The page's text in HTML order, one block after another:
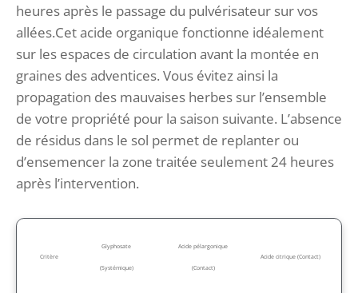
heures après le passage du pulvérisateur sur vos
allées.Cet acide organique fonctionne idéalement
sur les espaces de circulation avant la montée en
graines des adventices. Vous évitez ainsi la
propagation des mauvaises herbes sur l’ensemble
de votre propriété pour la saison suivante. L’absence
de résidus dans le sol permet de replanter ou
d’ensemencer la zone traitée seulement 24 heures
après l’intervention.
Critère
Glyphosate
(Systémique)
Acide pélargonique
(Contact)
Acide citrique (Contact)